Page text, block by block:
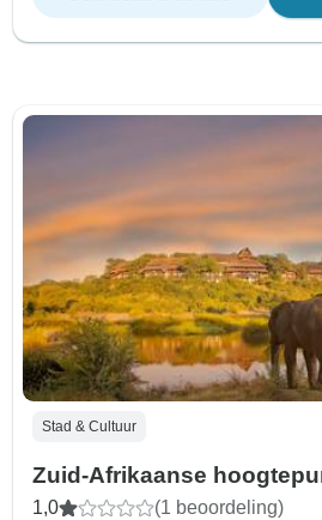
Stad & Cultuur
Zuid-Afrikaanse
1,0 (1 beoordeling)